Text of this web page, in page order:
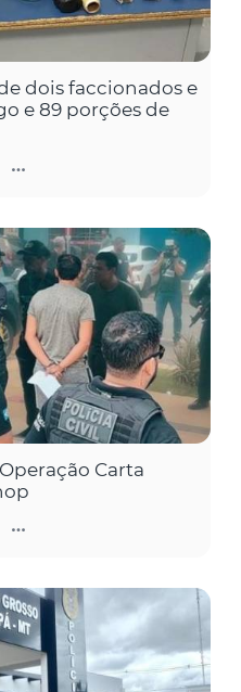
dois faccionados e
e 89 porções de
Carta